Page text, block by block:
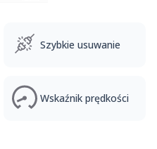
Szybkie usuwanie
Wskaźnik prędkości